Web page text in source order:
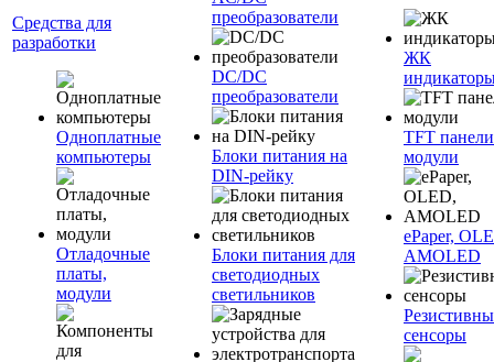
Средства для
разработки
Одноплатные
компьютеры
Отладочные
платы,
модули
преобразователи
DC/DC
преобразователи
Блоки питания на
DIN-рейку
Блоки питания для
светодиодных
светильников
ЖК
TFT
модули
ePaper,
AMOLED
сенсоры